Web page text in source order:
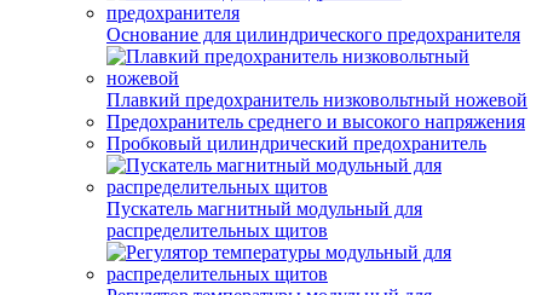
Основание для цилиндрического предохранителя
Плавкий предохранитель низковольтный ножевой
Предохранитель среднего и высокого напряжения
Пробковый цилиндрический предохранитель
Пускатель магнитный модульный для
распределительных щитов